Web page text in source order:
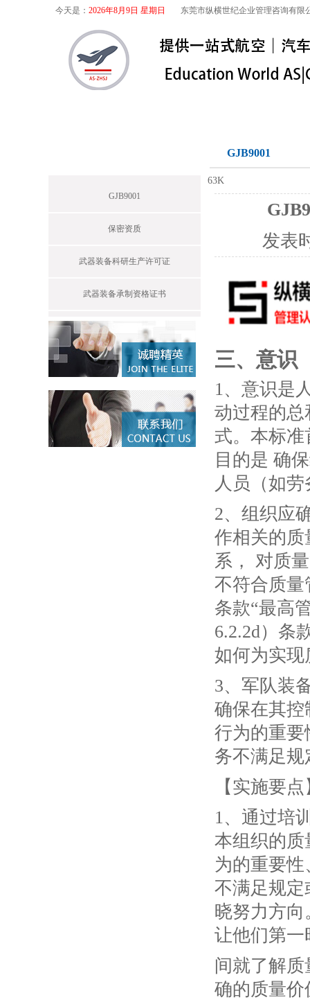
今天是： 2026年8月9日 星期日 东莞市纵横世纪企业管理咨询有限
GJB9001
保密资质
武器装备科研生产许可证
武器装备承制资格证书
GJB9001
63K
发表
三、意识
1、意识是
动过程的
式。本标准
目的是 确
人员（如
2、组织应
作相关的
系， 对质
不符合质量
条款“最高
6.2.2d）条
如何为实现
3、军队装
确保在其
行为的重
务不满足
【实施要点
1、通过培
本组织的
为的重要
不满足规
晓努力方
让他们第一
间就了解
确的质量价